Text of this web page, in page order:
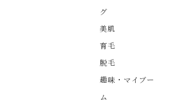
グ
美肌
育毛
脱毛
趣味・マイブー
ム